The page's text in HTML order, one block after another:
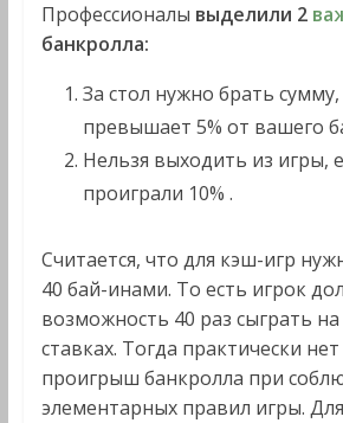
Профессионалы выделили 2
банкролла:
За стол нужно брать
превышает 5% от вашего
Нельзя выходить из игры,
проиграли 10% .
Считается, что для кэш-игр
40 бай-инами. То есть игрок
возможность 40 раз сыграть
ставках. Тогда практически
проигрыш банкролла при
элементарных правил игры.